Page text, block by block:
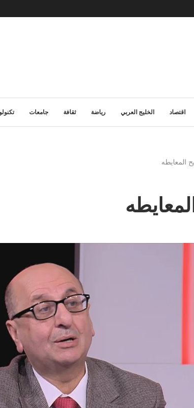
اقتصاد الخليج العربي رياضة ثقافة جامعات
المعايطه